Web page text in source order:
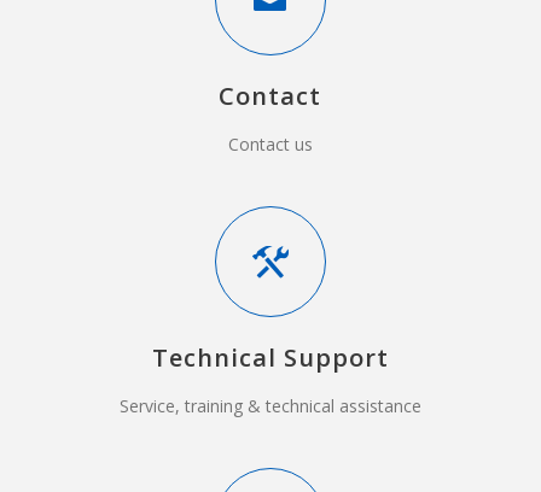
Contact
Contact us
Technical Support
Service, training & technical assistance